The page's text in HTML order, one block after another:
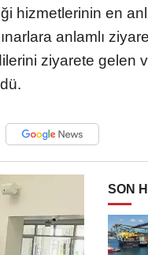
en
anlamlı
ziyarete gelen
SON